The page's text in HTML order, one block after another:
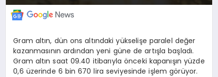
Gram altın, dün ons altındaki yükselişe paralel değer
kazanmasının ardından yeni güne de artışla başladı.
Gram altın saat 09.40 itibarıyla önceki kapanışın yüzde
0,6 üzerinde 6 bin 670 lira seviyesinde işlem görüyor.